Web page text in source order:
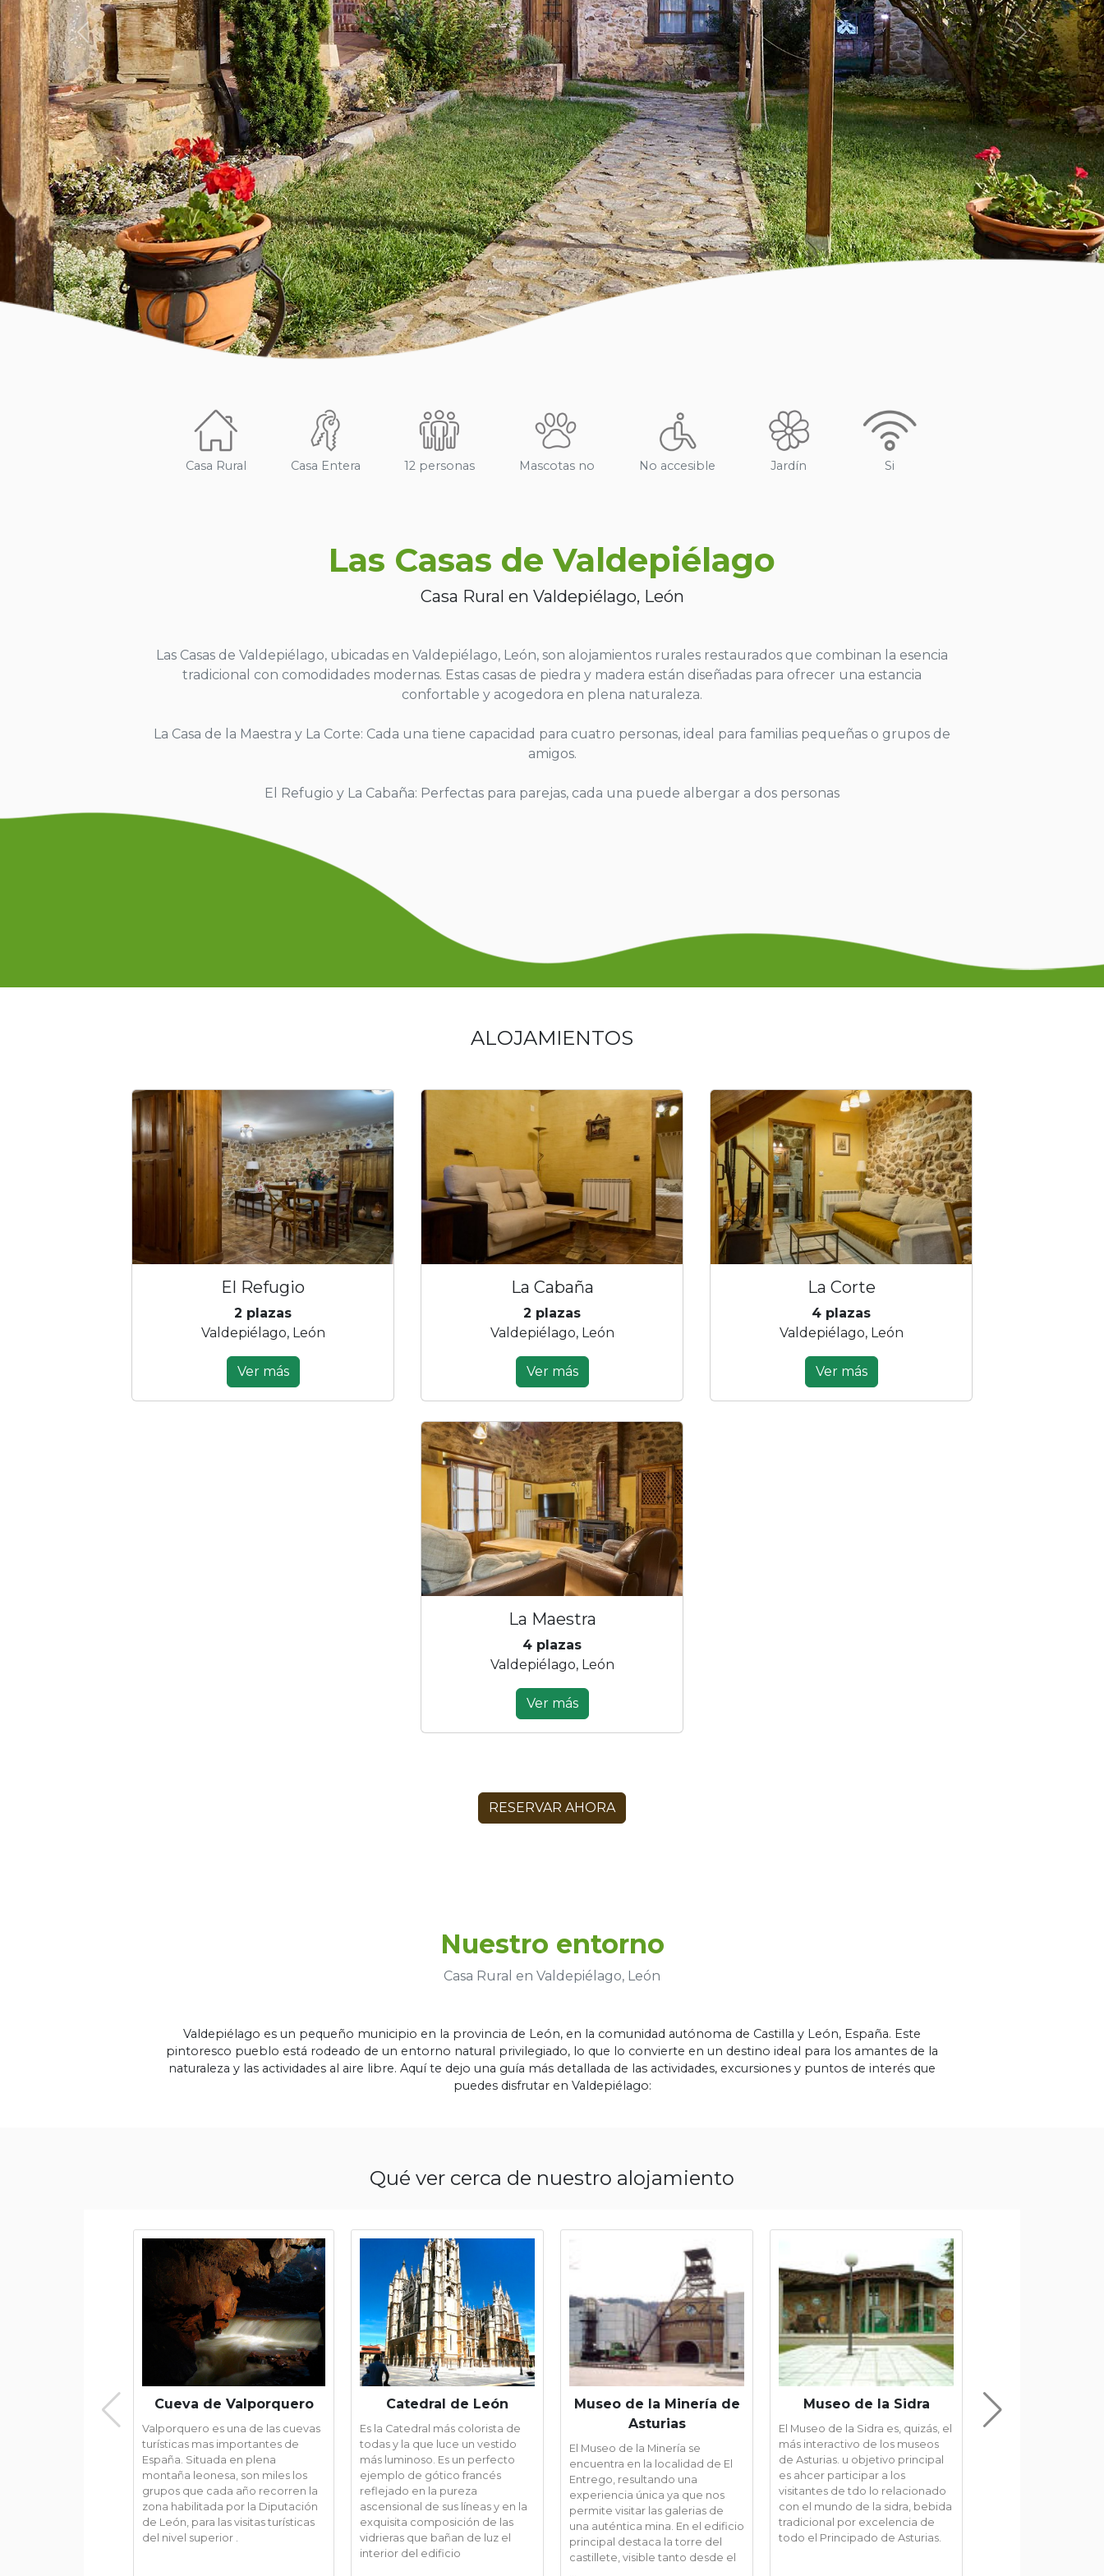
Anterior Siguiente
Casa Rural Casa Entera 12 personas Mascotas no No accesible Jardín Si
Las Casas de Valdepiélago
Casa Rural en Valdepiélago, León
Las Casas de Valdepiélago, ubicadas en Valdepiélago, León, son alojamientos rurales restaurados que combinan la esencia
tradicional con comodidades modernas. Estas casas de piedra y madera están diseñadas para ofrecer una estancia
confortable y acogedora en plena naturaleza.
La Casa de la Maestra y La Corte: Cada una tiene capacidad para cuatro personas, ideal para familias pequeñas o grupos de
amigos.
El Refugio y La Cabaña: Perfectas para parejas, cada una puede albergar a dos personas
ALOJAMIENTOS
El Refugio
2 plazas
Valdepiélago, León
Ver más
La Cabaña
2 plazas
Valdepiélago, León
Ver más
La Corte
4 plazas
Valdepiélago, León
Ver más
La Maestra
4 plazas
Valdepiélago, León
Ver más
RESERVAR AHORA
Nuestro entorno
Casa Rural en Valdepiélago, León
Valdepiélago es un pequeño municipio en la provincia de León, en la comunidad autónoma de Castilla y León, España. Este
pintoresco pueblo está rodeado de un entorno natural privilegiado, lo que lo convierte en un destino ideal para los amantes de la
naturaleza y las actividades al aire libre. Aquí te dejo una guía más detallada de las actividades, excursiones y puntos de interés que
puedes disfrutar en Valdepiélago:
Qué ver cerca de nuestro alojamiento
Cueva de Valporquero
Valporquero es una de las cuevas
turísticas mas importantes de
España. Situada en plena
montaña leonesa, son miles los
grupos que cada año recorren la
zona habilitada por la Diputación
de León, para las visitas turísticas
del nivel superior .
Catedral de León
Es la Catedral más colorista de
todas y la que luce un vestido
más luminoso. Es un perfecto
ejemplo de gótico francés
reflejado en la pureza
ascensional de sus líneas y en la
exquisita composición de las
vidrieras que bañan de luz el
interior del edificio
Museo de la Minería de
Asturias
El Museo de la Minería se
encuentra en la localidad de El
Entrego, resultando una
experiencia única ya que nos
permite visitar las galerias de
una auténtica mina. En el edificio
principal destaca la torre del
castillete, visible tanto desde el
Museo de la Sidra
El Museo de la Sidra es, quizás, el
más interactivo de los museos
de Asturias. u objetivo principal
es ahcer participar a los
visitantes de tdo lo relacionado
con el mundo de la sidra, bebida
tradicional por excelencia de
todo el Principado de Asturias.